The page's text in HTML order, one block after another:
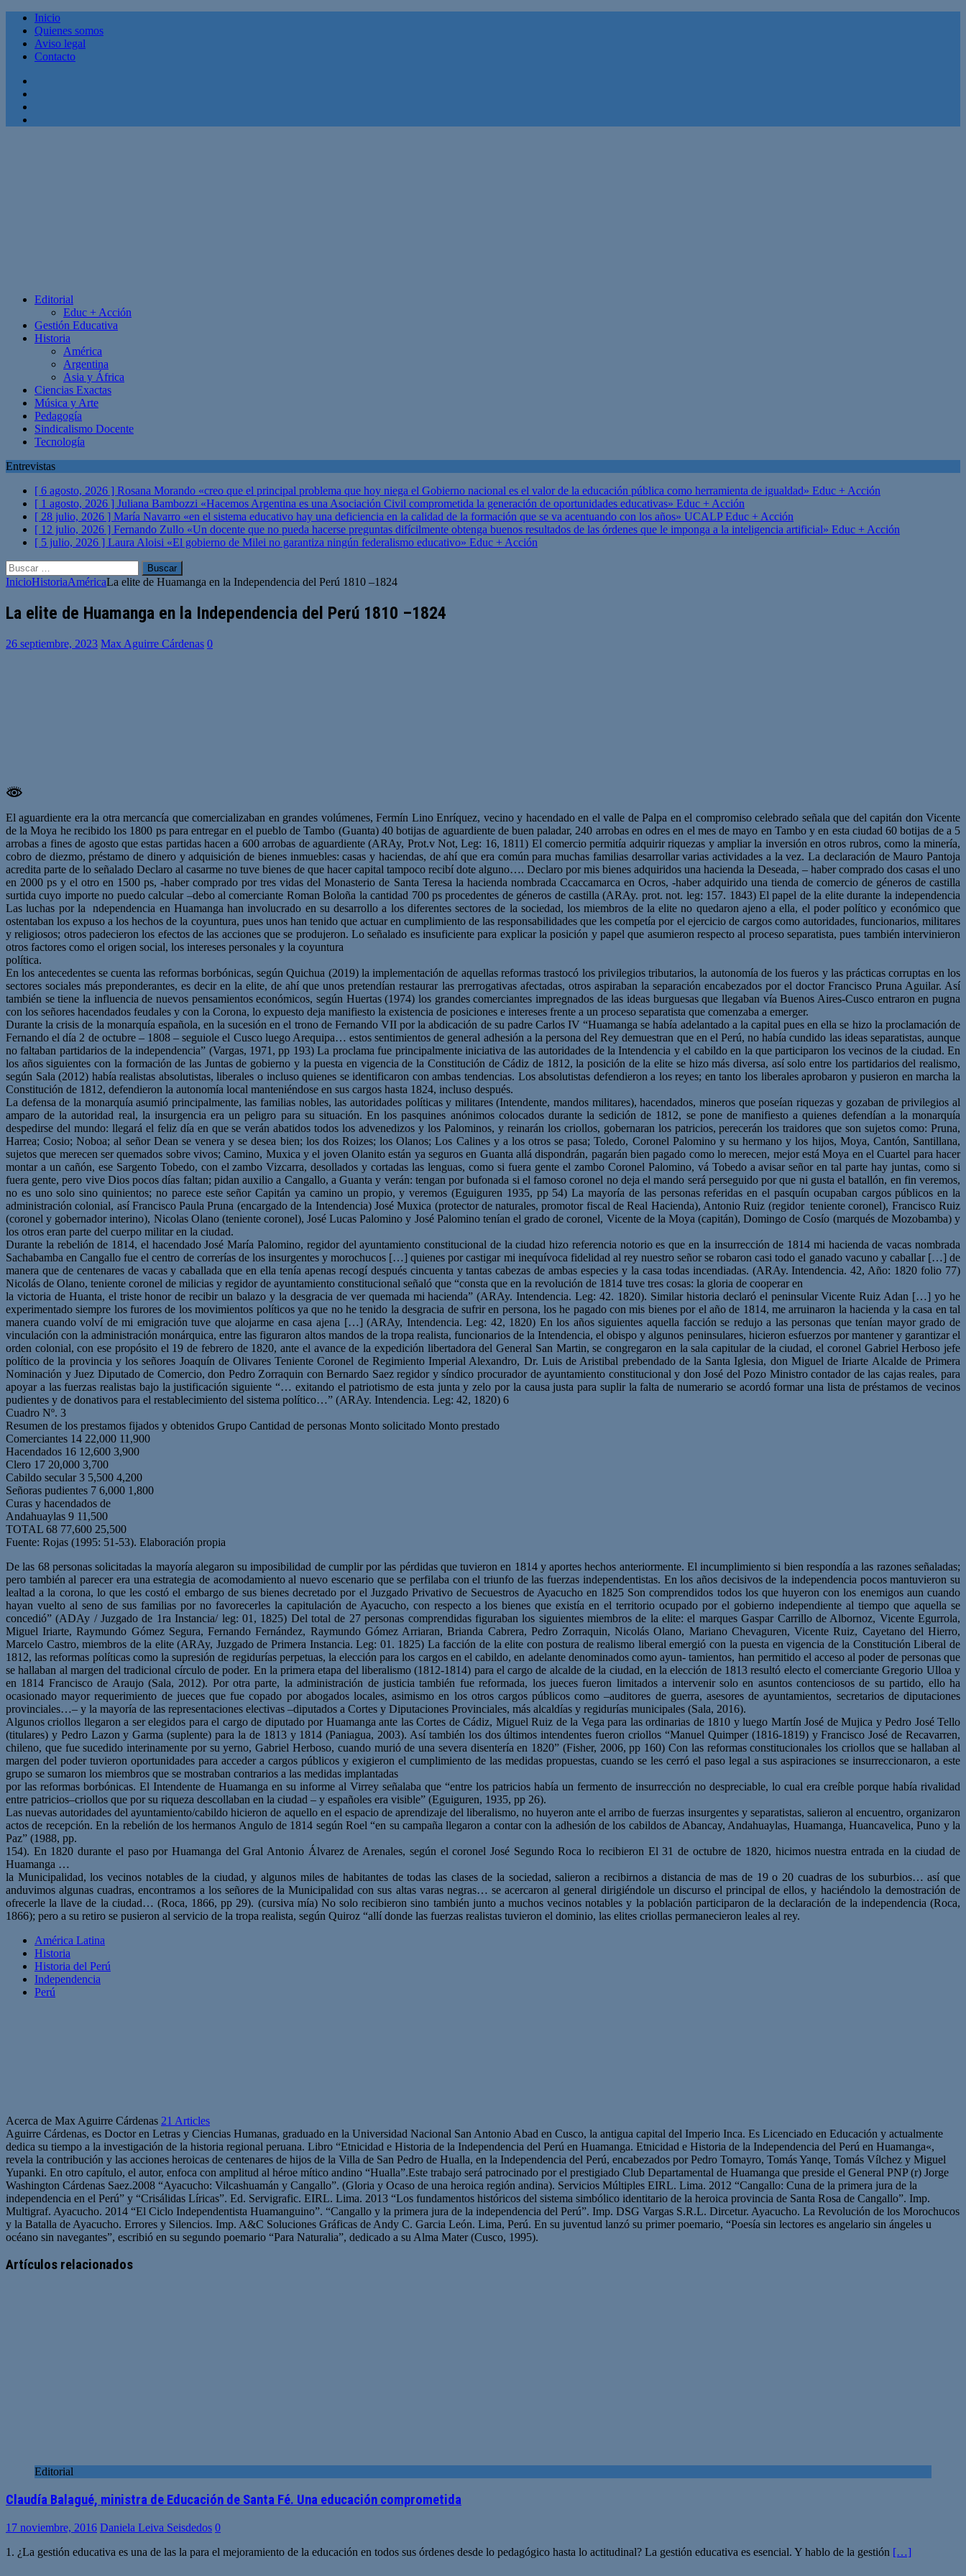
Inicio
Quienes somos
Aviso legal
Contacto
Editorial
Educ + Acción
Gestión Educativa
Historia
América
Argentina
Asia y África
Ciencias Exactas
Música y Arte
Pedagogía
Sindicalismo Docente
Tecnología
Entrevistas
[ 6 agosto, 2026 ] Rosana Morando «creo que el principal problema que hoy niega el Gobierno nacional es el valor de la educación pública como herramienta de igualdad» Educ + Acción
[ 1 agosto, 2026 ] Juliana Bambozzi «Hacemos Argentina es una Asociación Civil comprometida la generación de oportunidades educativas» Educ + Acción
[ 28 julio, 2026 ] María Navarro «en el sistema educativo hay una deficiencia en la calidad de la formación que se va acentuando con los años» UCALPEduc + Acción
[ 12 julio, 2026 ] Fernando Zullo «Un docente que no pueda hacerse preguntas difícilmente obtenga buenos resultados de las órdenes que le imponga a la inteligencia artificial» Educ + Acción
[ 5 julio, 2026 ] Laura Aloisi «El gobierno de Milei no garantiza ningún federalismo educativo» Educ + Acción
Buscar:
InicioHistoriaAméricaLa elite de Huamanga en la Independencia del Perú 1810 –1824
La elite de Huamanga en la Independencia del Perú 1810 –1824
26 septiembre, 2023 Max Aguirre Cárdenas 0
El aguardiente era la otra mercancía que comercializaban en grandes volúmenes, Fermín Lino Enríquez, vecino y hacendado en el valle de Palpa en el compromiso celebrado señala que del capitán don Vicente
de la Moya he recibido los 1800 ps para entregar en el pueblo de Tambo (Guanta) 40 botijas de aguardiente de buen paladar, 240 arrobas en odres en el mes de mayo en Tambo y en esta ciudad 60 botijas de a 5
arrobas a fines de agosto que estas partidas hacen a 600 arrobas de aguardiente (ARAy, Prot.v Not, Leg: 16, 1811) El comercio permitía adquirir riquezas y ampliar la inversión en otros rubros, como la minería,
cobro de diezmo, préstamo de dinero y adquisición de bienes inmuebles: casas y haciendas, de ahí que era común para muchas familias desarrollar varias actividades a la vez. La declaración de Mauro Pantoja
acredita parte de lo señalado Declaro al casarme no tuve bienes de que hacer capital tampoco recibí dote alguno…. Declaro por mis bienes adquiridos una hacienda la Deseada, – haber comprado dos casas el uno
en 2000 ps y el otro en 1500 ps, -haber comprado por tres vidas del Monasterio de Santa Teresa la hacienda nombrada Ccaccamarca en Ocros, -haber adquirido una tienda de comercio de géneros de castilla
surtida cuyo importe no puedo calcular –debo al comerciante Roman Boloña la cantidad 700 ps procedentes de géneros de castilla (ARAy. prot. not. leg: 157. 1843) El papel de la elite durante la independencia
Las luchas por la ndependencia en Huamanga han involucrado en su desarrollo a los diferentes sectores de la sociedad, los miembros de la elite no quedaron ajeno a ella, el poder político y económico que
ostentaban los expuso a los hechos de la coyuntura, pues unos han tenido que actuar en cumplimiento de las responsabilidades que les competía por el ejercicio de cargos como autoridades, funcionarios, militares
y religiosos; otros padecieron los efectos de las acciones que se produjeron. Lo señalado es insuficiente para explicar la posición y papel que asumieron respecto al proceso separatista, pues también intervinieron
otros factores como el origen social, los intereses personales y la coyuntura
política.
En los antecedentes se cuenta las reformas borbónicas, según Quichua (2019) la implementación de aquellas reformas trastocó los privilegios tributarios, la autonomía de los fueros y las prácticas corruptas en los
sectores sociales más preponderantes, es decir en la elite, de ahí que unos pretendían restaurar las prerrogativas afectadas, otros aspiraban la separación encabezados por el doctor Francisco Pruna Aguilar. Así
también se tiene la influencia de nuevos pensamientos económicos, según Huertas (1974) los grandes comerciantes impregnados de las ideas burguesas que llegaban vía Buenos Aires-Cusco entraron en pugna
con los señores hacendados feudales y con la Corona, lo expuesto deja manifiesto la existencia de posiciones e intereses frente a un proceso separatista que comenzaba a emerger.
Durante la crisis de la monarquía española, en la sucesión en el trono de Fernando VII por la abdicación de su padre Carlos IV “Huamanga se había adelantado a la capital pues en ella se hizo la proclamación de
Fernando el día 2 de octubre – 1808 – seguiole el Cusco luego Arequipa… estos sentimientos de general adhesión a la persona del Rey demuestran que en el Perú, no había cundido las ideas separatistas, aunque
no faltaban partidarios de la independencia” (Vargas, 1971, pp 193) La proclama fue principalmente iniciativa de las autoridades de la Intendencia y el cabildo en la que participaron los vecinos de la ciudad. En
los años siguientes con la formación de las Juntas de gobierno y la puesta en vigencia de la Constitución de Cádiz de 1812, la posición de la elite se hizo más diversa, así solo entre los partidarios del realismo,
según Sala (2012) había realistas absolutistas, liberales o incluso quienes se identificaron con ambas tendencias. Los absolutistas defendieron a los reyes; en tanto los liberales aprobaron y pusieron en marcha la
Constitución de 1812, defendieron la autonomía local manteniéndose en sus cargos hasta 1824, incluso después.
La defensa de la monarquía asumió principalmente, las familias nobles, las autoridades políticas y militares (Intendente, mandos militares), hacendados, mineros que poseían riquezas y gozaban de privilegios al
amparo de la autoridad real, la insurgencia era un peligro para su situación. En los pasquines anónimos colocados durante la sedición de 1812, se pone de manifiesto a quienes defendían a la monarquía
despedirse del mundo: llegará el feliz día en que se verán abatidos todos los advenedizos y los Palominos, y reinarán los criollos, gobernaran los patricios, perecerán los traidores que son sujetos como: Pruna,
Harrea; Cosio; Noboa; al señor Dean se venera y se desea bien; los dos Roizes; los Olanos; Los Calines y a los otros se pasa; Toledo, Coronel Palomino y su hermano y los hijos, Moya, Cantón, Santillana,
sujetos que merecen ser quemados sobre vivos; Camino, Muxica y el joven Olanito están ya seguros en Guanta allá dispondrán, pagarán bien pagado como lo merecen, mejor está Moya en el Cuartel para hacer
montar a un cañón, ese Sargento Tobedo, con el zambo Vizcarra, desollados y cortadas las lenguas, como si fuera gente el zambo Coronel Palomino, vá Tobedo a avisar señor en tal parte hay juntas, como si
fuera gente, pero vive Dios pocos días faltan; pidan auxilio a Cangallo, a Guanta y verán: tengan por bufonada si el famoso coronel no deja el mando será perseguido por que ni gusta el batallón, en fin veremos,
no es uno solo sino quinientos; no parece este señor Capitán ya camino un propio, y veremos (Eguiguren 1935, pp 54) La mayoría de las personas referidas en el pasquín ocupaban cargos públicos en la
administración colonial, así Francisco Paula Pruna (encargado de la Intendencia) José Muxica (protector de naturales, promotor fiscal de Real Hacienda), Antonio Ruiz (regidor teniente coronel), Francisco Ruiz
(coronel y gobernador interino), Nicolas Olano (teniente coronel), José Lucas Palomino y José Palomino tenían el grado de coronel, Vicente de la Moya (capitán), Domingo de Cosío (marqués de Mozobamba) y
los otros eran parte del cuerpo militar en la ciudad.
Durante la rebelión de 1814, el hacendado José María Palomino, regidor del ayuntamiento constitucional de la ciudad hizo referencia notorio es que en la insurrección de 1814 mi hacienda de vacas nombrada
Sachabamba en Cangallo fue el centro de correrías de los insurgentes y morochucos […] quienes por castigar mi inequívoca fidelidad al rey nuestro señor se robaron casi todo el ganado vacuno y caballar […] de
manera que de centenares de vacas y caballada que en ella tenía apenas recogí después cincuenta y tantas cabezas de ambas especies y la casa todas incendiadas. (ARAy. Intendencia. 42, Año: 1820 folio 77)
Nicolás de Olano, teniente coronel de milicias y regidor de ayuntamiento constitucional señaló que “consta que en la revolución de 1814 tuve tres cosas: la gloria de cooperar en
la victoria de Huanta, el triste honor de recibir un balazo y la desgracia de ver quemada mi hacienda” (ARAy. Intendencia. Leg: 42. 1820). Similar historia declaró el peninsular Vicente Ruiz Adan […] yo he
experimentado siempre los furores de los movimientos políticos ya que no he tenido la desgracia de sufrir en persona, los he pagado con mis bienes por el año de 1814, me arruinaron la hacienda y la casa en tal
manera cuando volví de mi emigración tuve que alojarme en casa ajena […] (ARAy, Intendencia. Leg: 42, 1820) En los años siguientes aquella facción se redujo a las personas que tenían mayor grado de
vinculación con la administración monárquica, entre las figuraron altos mandos de la tropa realista, funcionarios de la Intendencia, el obispo y algunos peninsulares, hicieron esfuerzos por mantener y garantizar el
orden colonial, con ese propósito el 19 de febrero de 1820, ante el avance de la expedición libertadora del General San Martin, se congregaron en la sala capitular de la ciudad, el coronel Gabriel Herboso jefe
político de la provincia y los señores Joaquín de Olivares Teniente Coronel de Regimiento Imperial Alexandro, Dr. Luis de Aristibal prebendado de la Santa Iglesia, don Miguel de Iriarte Alcalde de Primera
Nominación y Juez Diputado de Comercio, don Pedro Zorraquin con Bernardo Saez regidor y síndico procurador de ayuntamiento constitucional y don José del Pozo Ministro contador de las cajas reales, para
apoyar a las fuerzas realistas bajo la justificación siguiente “… exitando el patriotismo de esta junta y zelo por la causa justa para suplir la falta de numerario se acordó formar una lista de préstamos de vecinos
pudientes y de donativos para el restablecimiento del sistema político…” (ARAy. Intendencia. Leg: 42, 1820) 6
Cuadro Nº. 3
Resumen de los prestamos fijados y obtenidos Grupo Cantidad de personas Monto solicitado Monto prestado
Comerciantes 14 22,000 11,900
Hacendados 16 12,600 3,900
Clero 17 20,000 3,700
Cabildo secular 3 5,500 4,200
Señoras pudientes 7 6,000 1,800
Curas y hacendados de
Andahuaylas 9 11,500
TOTAL 68 77,600 25,500
Fuente: Rojas (1995: 51-53). Elaboración propia
De las 68 personas solicitadas la mayoría alegaron su imposibilidad de cumplir por las pérdidas que tuvieron en 1814 y aportes hechos anteriormente. El incumplimiento si bien respondía a las razones señaladas;
pero también al parecer era una estrategia de acomodamiento al nuevo escenario que se perfilaba con el triunfo de las fuerzas independentistas. En los años decisivos de la independencia pocos mantuvieron su
lealtad a la corona, lo que les costó el embargo de sus bienes decretado por el Juzgado Privativo de Secuestros de Ayacucho en 1825 Son comprendidos todos los que huyeron con los enemigos aun cuando
hayan vuelto al seno de sus familias por no favorecerles la capitulación de Ayacucho, con respecto a los bienes que existía en el territorio ocupado por el gobierno independiente al tiempo que aquella se
concedió” (ADAy / Juzgado de 1ra Instancia/ leg: 01, 1825) Del total de 27 personas comprendidas figuraban los siguientes miembros de la elite: el marques Gaspar Carrillo de Albornoz, Vicente Egurrola,
Miguel Iriarte, Raymundo Gómez Segura, Fernando Fernández, Raymundo Gómez Arriaran, Brianda Cabrera, Pedro Zorraquin, Nicolás Olano, Mariano Chevaguren, Vicente Ruiz, Cayetano del Hierro,
Marcelo Castro, miembros de la elite (ARAy, Juzgado de Primera Instancia. Leg: 01. 1825) La facción de la elite con postura de realismo liberal emergió con la puesta en vigencia de la Constitución Liberal de
1812, las reformas políticas como la supresión de regidurías perpetuas, la elección para los cargos en el cabildo, en adelante denominados como ayun- tamientos, han permitido el acceso al poder de personas que
se hallaban al margen del tradicional círculo de poder. En la primera etapa del liberalismo (1812-1814) para el cargo de alcalde de la ciudad, en la elección de 1813 resultó electo el comerciante Gregorio Ulloa y
en 1814 Francisco de Araujo (Sala, 2012). Por otra parte, la administración de justicia también fue reformada, los jueces fueron limitados a intervenir solo en asuntos contenciosos de su partido, ello ha
ocasionado mayor requerimiento de jueces que fue copado por abogados locales, asimismo en los otros cargos públicos como –auditores de guerra, asesores de ayuntamientos, secretarios de diputaciones
provinciales…– y la mayoría de las representaciones electivas –diputados a Cortes y Diputaciones Provinciales, más alcaldías y regidurías municipales (Sala, 2016).
Algunos criollos llegaron a ser elegidos para el cargo de diputado por Huamanga ante las Cortes de Cádiz, Miguel Ruiz de la Vega para las ordinarias de 1810 y luego Martín José de Mujica y Pedro José Tello
(titulares) y Pedro Lazon y Garma (suplente) para la de 1813 y 1814 (Paniagua, 2003). Así también los dos últimos intendentes fueron criollos “Manuel Quimper (1816-1819) y Francisco José de Recavarren,
chileno, que fue sucedido interinamente por su yerno, Gabriel Herboso, cuando murió de una severa disentería en 1820” (Fisher, 2006, pp 160) Con las reformas constitucionales los criollos que se hallaban al
margen del poder tuvieron oportunidades para acceder a cargos públicos y exigieron el cumplimiento de las medidas propuestas, cuando se les cerró el paso legal a sus aspiraciones se insurreccionaron, a este
grupo se sumaron los miembros que se mostraban contrarios a las medidas implantadas
por las reformas borbónicas. El Intendente de Huamanga en su informe al Virrey señalaba que “entre los patricios había un fermento de insurrección no despreciable, lo cual era creíble porque había rivalidad
entre patricios–criollos que por su riqueza descollaban en la ciudad – y españoles era visible” (Eguiguren, 1935, pp 26).
Las nuevas autoridades del ayuntamiento/cabildo hicieron de aquello en el espacio de aprendizaje del liberalismo, no huyeron ante el arribo de fuerzas insurgentes y separatistas, salieron al encuentro, organizaron
actos de recepción. En la rebelión de los hermanos Angulo de 1814 según Roel “en su campaña llegaron a contar con la adhesión de los cabildos de Abancay, Andahuaylas, Huamanga, Huancavelica, Puno y la
Paz” (1988, pp.
154). En 1820 durante el paso por Huamanga del Gral Antonio Álvarez de Arenales, según el coronel José Segundo Roca lo recibieron El 31 de octubre de 1820, hicimos nuestra entrada en la ciudad de
Huamanga …
la Municipalidad, los vecinos notables de la ciudad, y algunos miles de habitantes de todas las clases de la sociedad, salieron a recibirnos a distancia de mas de 19 o 20 cuadras de los suburbios… así que
anduvimos algunas cuadras, encontramos a los señores de la Municipalidad con sus altas varas negras… se acercaron al general dirigiéndole un discurso el principal de ellos, y haciéndolo la demostración de
ofrecerle la llave de la ciudad… (Roca, 1866, pp 29). (cursiva mía) No solo recibieron sino también junto a muchos vecinos notables y la población participaron de la declaración de la independencia (Roca,
1866); pero a su retiro se pusieron al servicio de la tropa realista, según Quiroz “allí donde las fuerzas realistas tuvieron el dominio, las elites criollas permanecieron leales al rey.
América Latina
Historia
Historia del Perú
Independencia
Perú
Acerca de Max Aguirre Cárdenas 21 Articles
Aguirre Cárdenas, es Doctor en Letras y Ciencias Humanas, graduado en la Universidad Nacional San Antonio Abad en Cusco, la antigua capital del Imperio Inca. Es Licenciado en Educación y actualmente
dedica su tiempo a la investigación de la historia regional peruana. Libro “Etnicidad e Historia de la Independencia del Perú en Huamanga. Etnicidad e Historia de la Independencia del Perú en Huamanga«,
revela la contribución y las acciones heroicas de centenares de hijos de la Villa de San Pedro de Hualla, en la Independencia del Perú, encabezados por Pedro Tomayro, Tomás Yanqe, Tomás Vílchez y Miguel
Yupanki. En otro capítulo, el autor, enfoca con amplitud al héroe mítico andino “Hualla”.Este trabajo será patrocinado por el prestigiado Club Departamental de Huamanga que preside el General PNP (r) Jorge
Washington Cárdenas Saez.2008 “Ayacucho: Vilcashuamán y Cangallo”. (Gloria y Ocaso de una heroica región andina). Servicios Múltiples EIRL. Lima. 2012 “Cangallo: Cuna de la primera jura de la
independencia en el Perú” y “Crisálidas Líricas”. Ed. Servigrafic. EIRL. Lima. 2013 “Los fundamentos históricos del sistema simbólico identitario de la heroica provincia de Santa Rosa de Cangallo”. Imp.
Multigraf. Ayacucho. 2014 “El Ciclo Independentista Huamanguino”. “Cangallo y la primera jura de la independencia del Perú”. Imp. DSG Vargas S.R.L. Dircetur. Ayacucho. La Revolución de los Morochucos
y la Batalla de Ayacucho. Errores y Silencios. Imp. A&C Soluciones Gráficas de Andy C. Garcia León. Lima, Perú. En su juventud lanzó su primer poemario, “Poesía sin lectores es angelario sin ángeles u
océano sin navegantes”, escribió en su segundo poemario “Para Naturalia”, dedicado a su Alma Mater (Cusco, 1995).
Artículos relacionados
Editorial
Claudía Balagué, ministra de Educación de Santa Fé. Una educación comprometida
17 noviembre, 2016 Daniela Leiva Seisdedos 0
1. ¿La gestión educativa es una de las la para el mejoramiento de la educación en todos sus órdenes desde lo pedagógico hasta lo actitudinal? La gestión educativa es esencial. Y hablo de la gestión […]